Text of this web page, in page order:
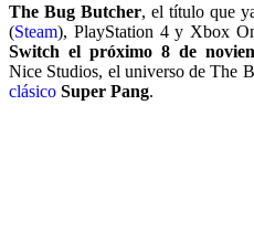
The Bug Butcher, el título que
(Steam), PlayStation 4 y Xbox
Switch el próximo 8 de
Nice Studios, el universo de The
clásico Super Pang.